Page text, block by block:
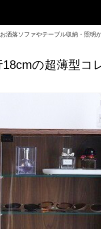
洒落ソファやテーブル収納・照明
の超薄型コ